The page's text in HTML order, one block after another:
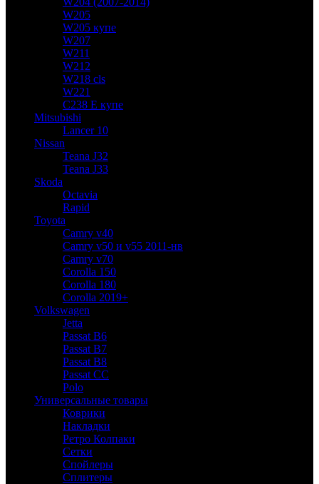
W205
W205 купе
W207
W211
W212
W218 cls
W221
C238 E купе
Mitsubishi
Lancer 10
Nissan
Teana J32
Teana J33
Skoda
Octavia
Rapid
Toyota
Camry v40
Camry v50 и v55 2011-нв
Camry v70
Corolla 150
Corolla 180
Corolla 2019+
Volkswagen
Jetta
Passat B6
Passat B7
Passat B8
Passat CC
Polo
Универсальные товары
Коврики
Накладки
Ретро Колпаки
Сетки
Спойлеры
Сплитеры